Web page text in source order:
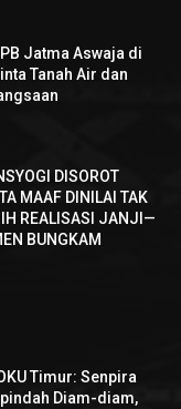
Jatma Aswaja di
Tanah Air dan
DISOROT
MAAF DINILAI TAK
REALISASI JANJI—
BUNGKAM
Timur: Senpira
Diam-diam,